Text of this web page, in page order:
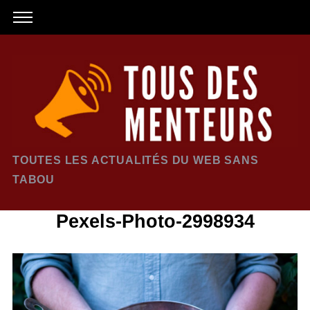
TOUTES LES ACTUALITÉS DU WEB SANS
TABOU
Pexels-Photo-2998934